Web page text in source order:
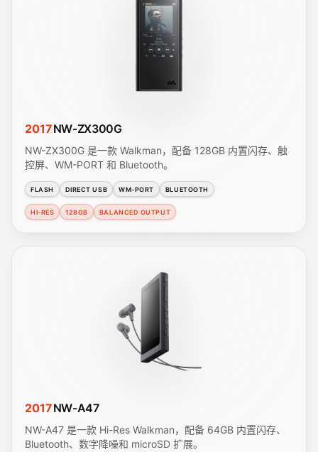
2017NW-ZX300G
NW-ZX300G 是一款 Walkman，配备 128GB 内置闪存、触
控屏、WM-PORT 和 Bluetooth。
FLASH DIRECT USB WM-PORT BLUETOOTH
HI-RES 128GB BALANCED OUTPUT
2017NW-A47
NW-A47 是一款 Hi-Res Walkman，配备 64GB 内置闪存、
Bluetooth、数字降噪和 microSD 扩展。